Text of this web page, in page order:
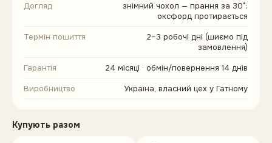
Догляд
знімний чохол — прання за 30°;
оксфорд протирається
Термін пошиття
2–3 робочі дні (шиємо під
замовлення)
Гарантія
24 місяці · обмін/повернення 14 днів
Виробництво
Україна, власний цех у Гатному
Купують разом